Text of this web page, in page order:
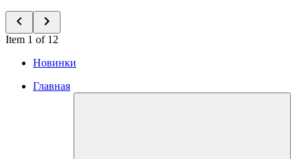
Item 1 of 12
Новинки
Главная